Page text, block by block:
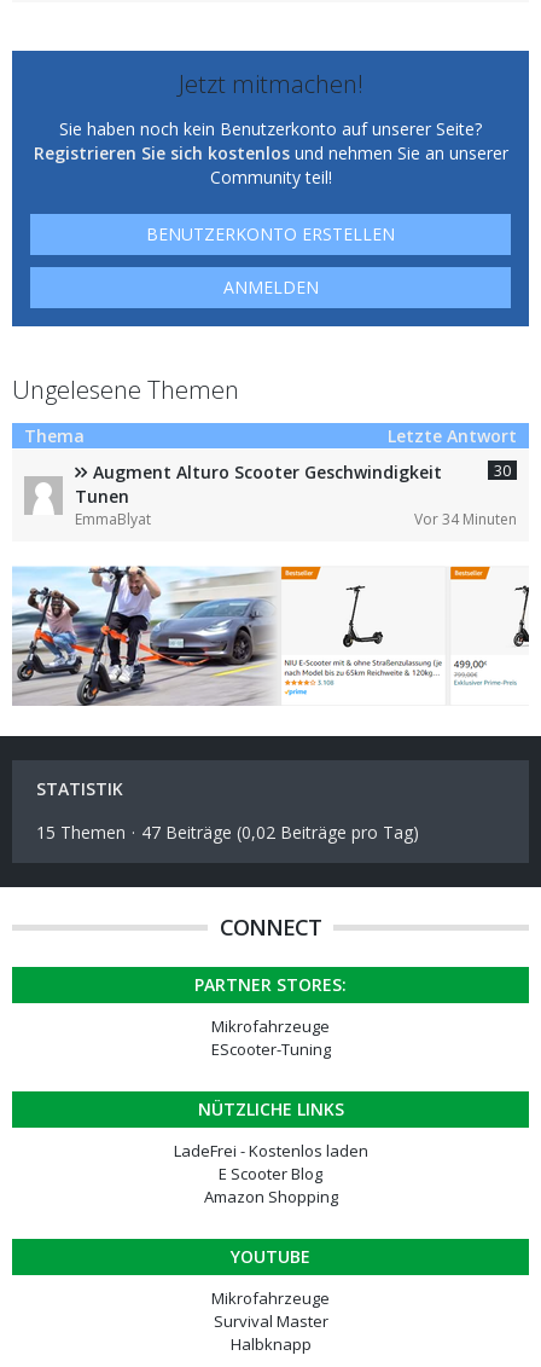
Jetzt mitmachen!
Sie haben noch kein Benutzerkonto auf unserer Seite?
Registrieren Sie sich kostenlosund nehmen Sie an unserer
Community teil!
BENUTZERKONTO ERSTELLEN
ANMELDEN
Ungelesene Themen
Thema
Letzte Antwort
Augment Alturo Scooter Geschwindigkeit
Tunen
30
EmmaBlyat Vor 34 Minuten
STATISTIK
15 Themen
47 Beiträge (0,02 Beiträge pro Tag)
CONNECT
PARTNER STORES:
Mikrofahrzeuge
EScooter-Tuning
NÜTZLICHE LINKS
LadeFrei - Kostenlos laden
E Scooter Blog
Amazon Shopping
YOUTUBE
Mikrofahrzeuge
Survival Master
Halbknapp